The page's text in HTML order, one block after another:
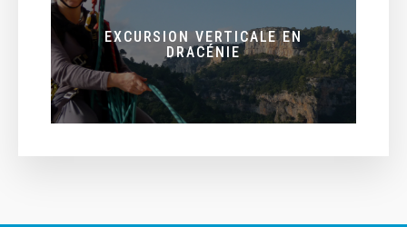
EXCURSION VERTICALE EN
DRACÉNIE